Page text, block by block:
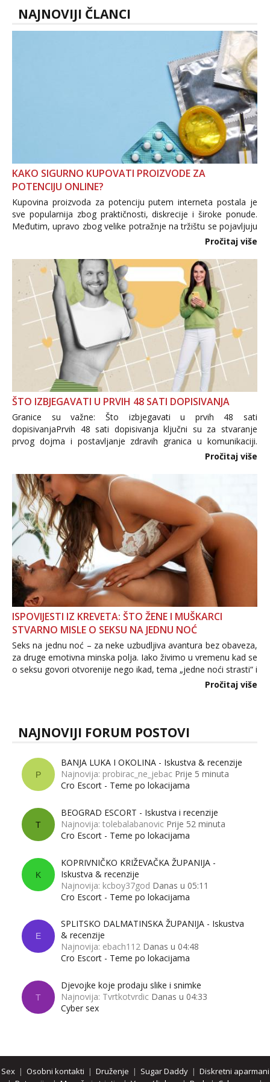
NAJNOVIJI ČLANCI
KAKO SIGURNO KUPOVATI PROIZVODE ZA
POTENCIJU ONLINE?
Kupovina proizvoda za potenciju putem interneta postala je
sve popularnija zbog praktičnosti, diskrecije i široke ponude.
Međutim, upravo zbog velike potražnje na tržištu se pojavljuju
i brojni krivotvoreni proizvodi, nepouzdane internetske
Pročitaj više
ŠTO IZBJEGAVATI U PRVIH 48 SATI DOPISIVANJA
Granice su važne: Što izbjegavati u prvih 48 sati
dopisivanjaPrvih 48 sati dopisivanja ključni su za stvaranje
prvog dojma i postavljanje zdravih granica u komunikaciji.
Važno je izbjeći prebrzo otkrivanje osobnih ili intimnih
informacija, jer nepoznata osoba još nije zaslužila to
povjerenje. Takođe...
Pročitaj više
ISPOVIJESTI IZ KREVETA: ŠTO ŽENE I MUŠKARCI
STVARNO MISLE O SEKSU NA JEDNU NOĆ
Seks na jednu noć – za neke uzbudljiva avantura bez obaveza,
za druge emotivna minska polja. Iako živimo u vremenu kad se
o seksu govori otvorenije nego ikad, tema „jedne noći strasti“ i
dalje izaziva burne rasprave. Što zapravo misle žene, a što
Pročitaj više
NAJNOVIJI FORUM POSTOVI
P
BANJA LUKA I OKOLINA - Iskustva & recenzije
Najnovija: probirac_ne_jebac Prije 5 minuta
Cro Escort - Teme po lokacijama
T
BEOGRAD ESCORT - Iskustva i recenzije
Najnovija: tolebalabanovic Prije 52 minuta
Cro Escort - Teme po lokacijama
K
KOPRIVNIČKO KRIŽEVAČKA ŽUPANIJA -
Iskustva & recenzije
Najnovija: kcboy37god Danas u 05:11
Cro Escort - Teme po lokacijama
E
SPLITSKO DALMATINSKA ŽUPANIJA - Iskustva
& recenzije
Najnovija: ebach112 Danas u 04:48
Cro Escort - Teme po lokacijama
T
Djevojke koje prodaju slike i snimke
Najnovija: Tvrtkotvrdic Danas u 04:33
Cyber sex
Sex| Osobni kontakti | Druženje | Sugar Daddy| Diskretni aparmani